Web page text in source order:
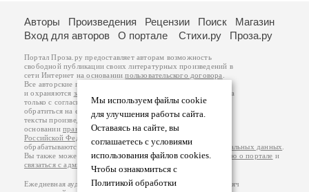
Мы используем файлы cookie
для улучшения работы сайта.
Оставаясь на сайте, вы
соглашаетесь с условиями
использования файлов cookies.
Чтобы ознакомиться с
Политикой обработки
Авторы Произведения Рецензии Поиск
Магазин
Вход для авторов
О портале Стихи.ру Проза.ру
Портал Проза.ру предоставляет авторам возможность
свободной публикации своих литературных произведений в
сети Интернет на основаниипользовательского договора
Все авторские права на произведения принадлежат авторам
и охраняются законом
. Перепечатка произведений возможна
только с согласия его автора, к которому вы можете
обратиться на его авторской странице. Ответственность за
тексты произведений авторы несут самостоятельно на
основанииправил публикацииизаконодательства
Российской Федерации
обрабатываются на основанииПолитики обработки персональных данных
Вы также можете посмотреть более подробнуюинформацию о портале и
связаться с администрацией
Ежедневная аудитория портала Проза.ру – порядка 100 тысяч